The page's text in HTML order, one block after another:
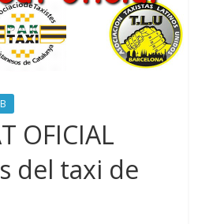
OFICIAL
del taxi de